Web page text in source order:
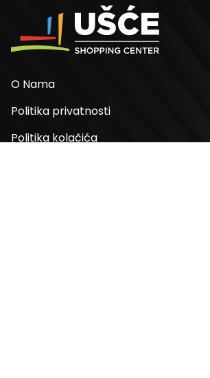
O Nama
Politika privatnosti
Politika kolačića